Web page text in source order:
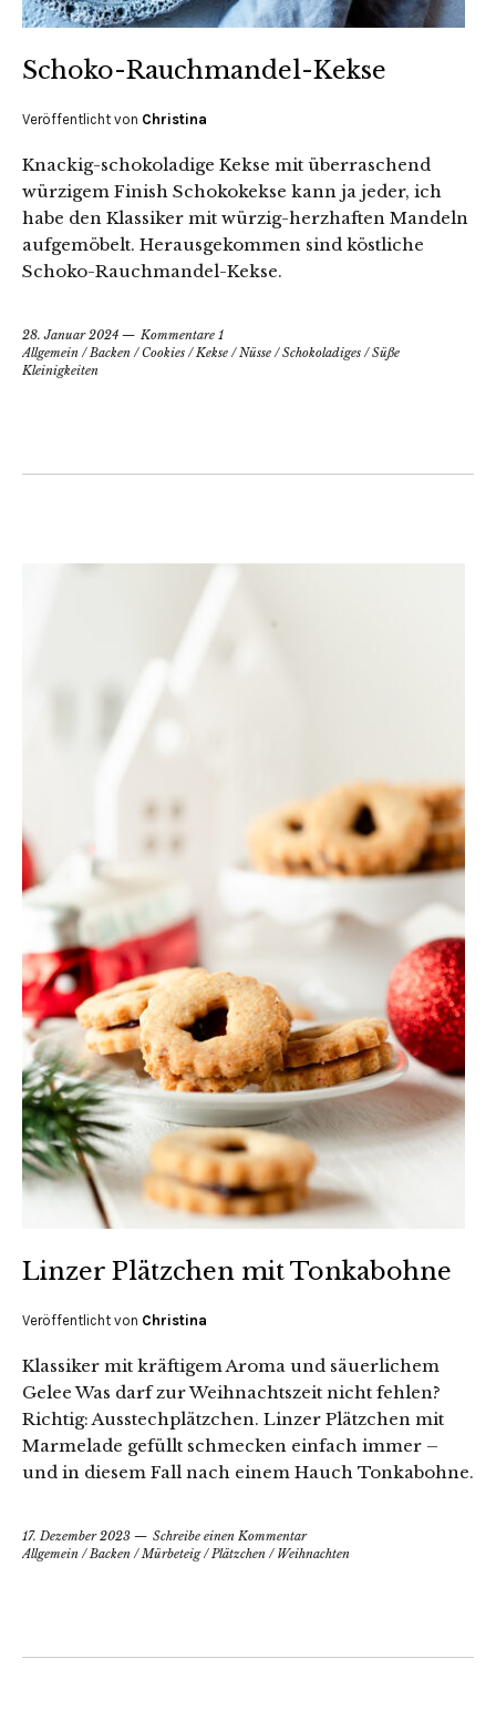
Schoko-Rauchmandel-Kekse
Veröffentlicht von Christina
Knackig-schokoladige Kekse mit überraschend
würzigem Finish Schokokekse kann ja jeder, ich
habe den Klassiker mit würzig-herzhaften Mandeln
aufgemöbelt. Herausgekommen sind köstliche
Schoko-Rauchmandel-Kekse.
28. Januar 2024
Kommentare 1
Allgemein /Backen /Cookies /Kekse /Nüsse /Schokoladiges /Süße
Kleinigkeiten
Linzer Plätzchen mit Tonkabohne
Veröffentlicht von Christina
Klassiker mit kräftigem Aroma und säuerlichem
Gelee Was darf zur Weihnachtszeit nicht fehlen?
Richtig: Ausstechplätzchen. Linzer Plätzchen mit
Marmelade gefüllt schmecken einfach immer –
und in diesem Fall nach einem Hauch Tonkabohne.
17. Dezember 2023
Schreibe einen Kommentar
Allgemein /Backen /Mürbeteig/Plätzchen / Weihnachten